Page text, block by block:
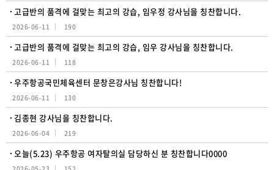
고급반의 품격에 걸맞는 최고의 강습, 임우정 강사님을 칭찬합니다.
2026-06-11 190
고급반의 품격에 걸맞는 최고의 강습, 임우 강사님을 칭찬합니다.
2026-06-11 118
우주항공국민체육센터 문창은강사님 칭찬합니다!
2026-06-11 130
김종현 강사님을 칭찬합니다.
2026-06-04 219
오늘(5.23) 우주항공 여자탈의실 담당하신 분 칭찬합니다0000